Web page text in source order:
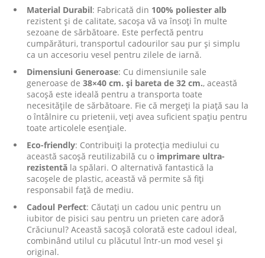
Material Durabil: Fabricată din 100% poliester alb
rezistent și de calitate, sacoșa vă va însoți în multe
sezoane de sărbătoare. Este perfectă pentru
cumpărături, transportul cadourilor sau pur și simplu
ca un accesoriu vesel pentru zilele de iarnă.
Dimensiuni Generoase: Cu dimensiunile sale
generoase de 38×40 cm. și bareta de 32 cm., această
sacoșă este ideală pentru a transporta toate
necesitățile de sărbătoare. Fie că mergeți la piață sau la
o întâlnire cu prietenii, veți avea suficient spațiu pentru
toate articolele esențiale.
Eco-friendly: Contribuiți la protecția mediului cu
această sacoșă reutilizabilă cu o imprimare ultra-
rezistentă la spălari. O alternativă fantastică la
sacoșele de plastic, această vă permite să fiți
responsabil față de mediu.
Cadoul Perfect: Căutați un cadou unic pentru un
iubitor de pisici sau pentru un prieten care adoră
Crăciunul? Această sacoșă colorată este cadoul ideal,
combinând utilul cu plăcutul într-un mod vesel și
original.